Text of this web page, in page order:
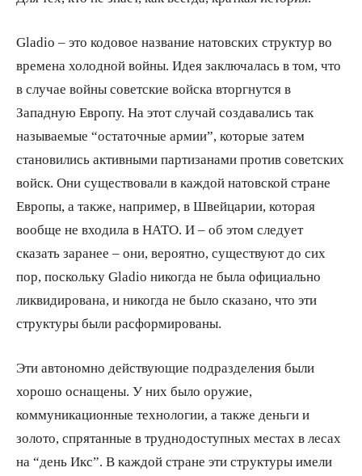
Gladio – это кодовое название натовских структур во
времена холодной войны. Идея заключалась в том, что
в случае войны советские войска вторгнутся в
Западную Европу. На этот случай создавались так
называемые “остаточные армии”, которые затем
становились активными партизанами против советских
войск. Они существовали в каждой натовской стране
Европы, а также, например, в Швейцарии, которая
вообще не входила в НАТО. И – об этом следует
сказать заранее – они, вероятно, существуют до сих
пор, поскольку Gladio никогда не была официально
ликвидирована, и никогда не было сказано, что эти
структуры были расформированы.
Эти автономно действующие подразделения были
хорошо оснащены. У них было оружие,
коммуникационные технологии, а также деньги и
золото, спрятанные в труднодоступных местах в лесах
на “день Икс”. В каждой стране эти структуры имели